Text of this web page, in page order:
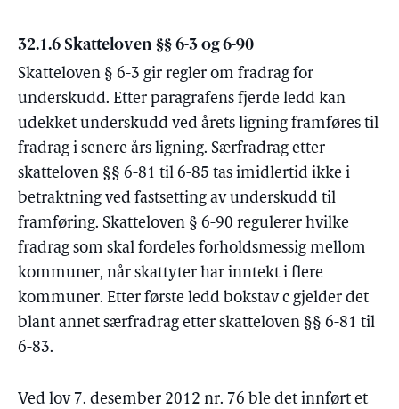
32.1.6 Skatteloven §§ 6-3 og 6-90
Skatteloven § 6-3 gir regler om fradrag for
underskudd. Etter paragrafens fjerde ledd kan
udekket underskudd ved årets ligning framføres til
fradrag i senere års ligning. Særfradrag etter
skatteloven §§ 6-81 til 6-85 tas imidlertid ikke i
betraktning ved fastsetting av underskudd til
framføring. Skatteloven § 6-90 regulerer hvilke
fradrag som skal fordeles forholdsmessig mellom
kommuner, når skattyter har inntekt i flere
kommuner. Etter første ledd bokstav c gjelder det
blant annet særfradrag etter skatteloven §§ 6-81 til
6-83.
Ved lov 7. desember 2012 nr. 76 ble det innført et